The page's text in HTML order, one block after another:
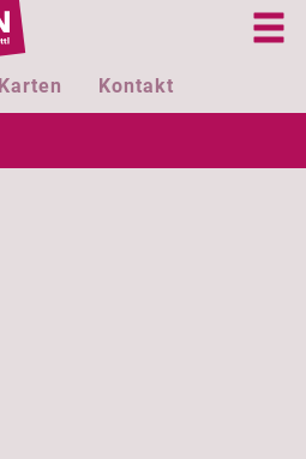
Karten Kontakt